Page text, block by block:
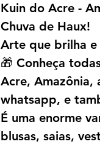
Kuin do Acre -
Chuva de Haux!
Arte que brilha e
🎁 Conheça
Acre, Amazônia,
whatsapp, e
É uma enorme
blusas, saias,